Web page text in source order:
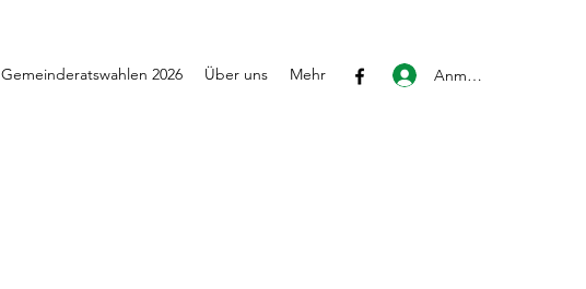
Gemeinderatswahlen 2026 Über uns Mehr Anmelden